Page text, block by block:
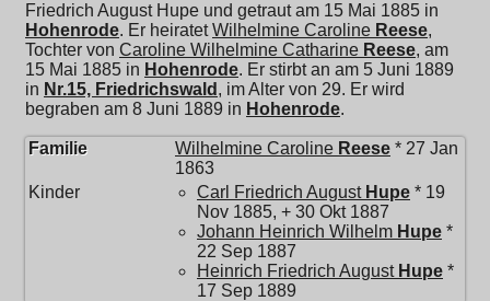
Friedrich August Hupe und getraut am 15 Mai 1885 in
Hohenrode. Er heiratetWilhelmine Caroline Reese,
Tochter von Caroline Wilhelmine Catharine Reese, am
15 Mai 1885 in Hohenrode. Er stirbt an am 5 Juni 1889
in Nr.15, Friedrichswald , im Alter von 29. Er wird
begraben am 8 Juni 1889 in Hohenrode.
Familie Wilhelmine Caroline Reese * 27 Jan
1863
Kinder
Carl Friedrich August Hupe * 19
Nov 1885, + 30 Okt 1887
Johann Heinrich Wilhelm Hupe *
22 Sep 1887
Heinrich Friedrich August Hupe *
17 Sep 1889